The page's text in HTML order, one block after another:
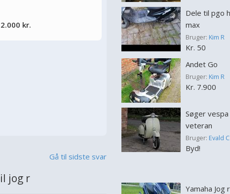
2.000 kr.
Gå til sidste svar
jog r
Dele til pgo
max
Bruger: Kim R
Kr. 50
Andet Go
Bruger: Kim R
Kr. 7.900
Søger
veteran
Bruger: Evald C
Byd!
Yamaha Jog r